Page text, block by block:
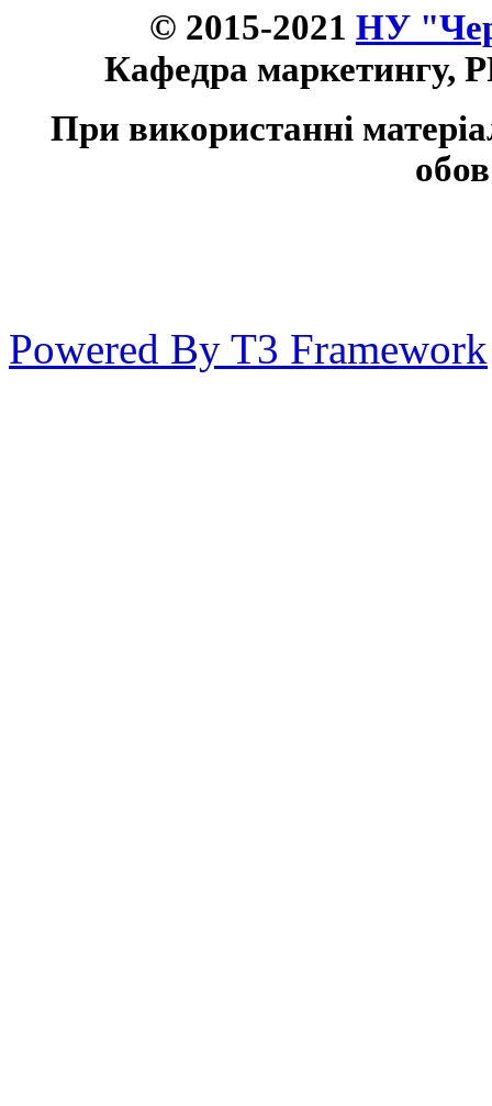
© 2015-2021 НУ
Кафедра маркетингу,
При використанні
Powered By T3 Framework